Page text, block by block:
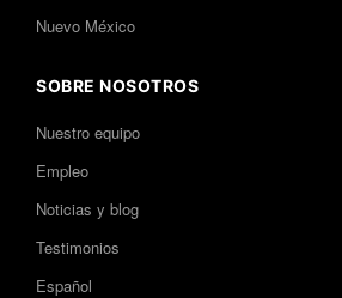
Nuevo México
SOBRE NOSOTROS
Nuestro equipo
Empleo
Noticias y blog
Testimonios
Español